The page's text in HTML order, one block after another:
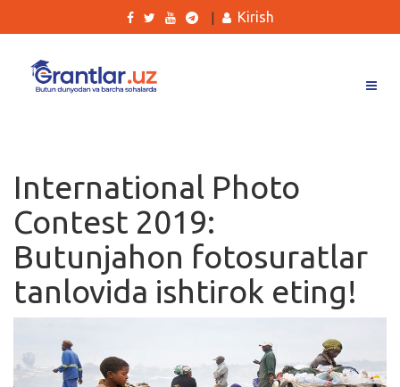
Ishlar
Kurslar
Blog
Yana
Kirish
International Photo
Contest 2019:
Butunjahon fotosuratlar
tanlovida ishtirok eting!